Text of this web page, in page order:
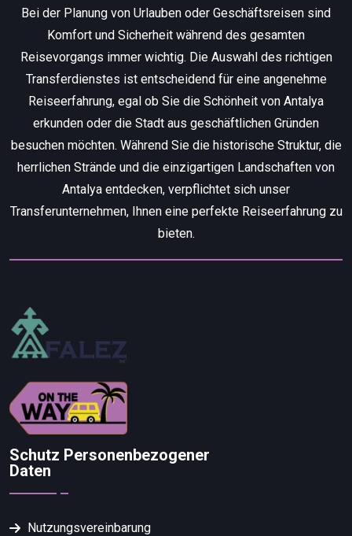
Bei der Planung von Urlauben oder Geschäftsreisen sind
Komfort und Sicherheit während des gesamten
Reisevorgangs immer wichtig. Die Auswahl des richtigen
Transferdienstes ist entscheidend für eine angenehme
Reiseerfahrung, egal ob Sie die Schönheit von Antalya
erkunden oder die Stadt aus geschäftlichen Gründen
besuchen möchten. Während Sie die historische Struktur, die
herrlichen Strände und die einzigartigen Landschaften von
Antalya entdecken, verpflichtet sich unser
Transferunternehmen, Ihnen eine perfekte Reiseerfahrung zu
bieten.
Schutz Personenbezogener
Daten
Nutzungsvereinbarung